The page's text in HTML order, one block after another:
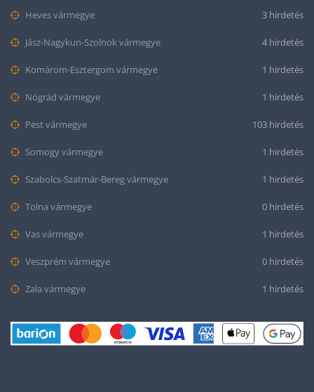
Heves vármegye 3 hirdetés
Jász-Nagykun-Szolnok vármegye 4 hirdetés
Komárom-Esztergom vármegye 1 hirdetés
Nógrád vármegye 1 hirdetés
Pest vármegye 103 hirdetés
Somogy vármegye 1 hirdetés
Szabolcs-Szatmár-Bereg vármegye 1 hirdetés
Tolna vármegye 0 hirdetés
Vas vármegye 1 hirdetés
Veszprém vármegye 0 hirdetés
Zala vármegye 1 hirdetés